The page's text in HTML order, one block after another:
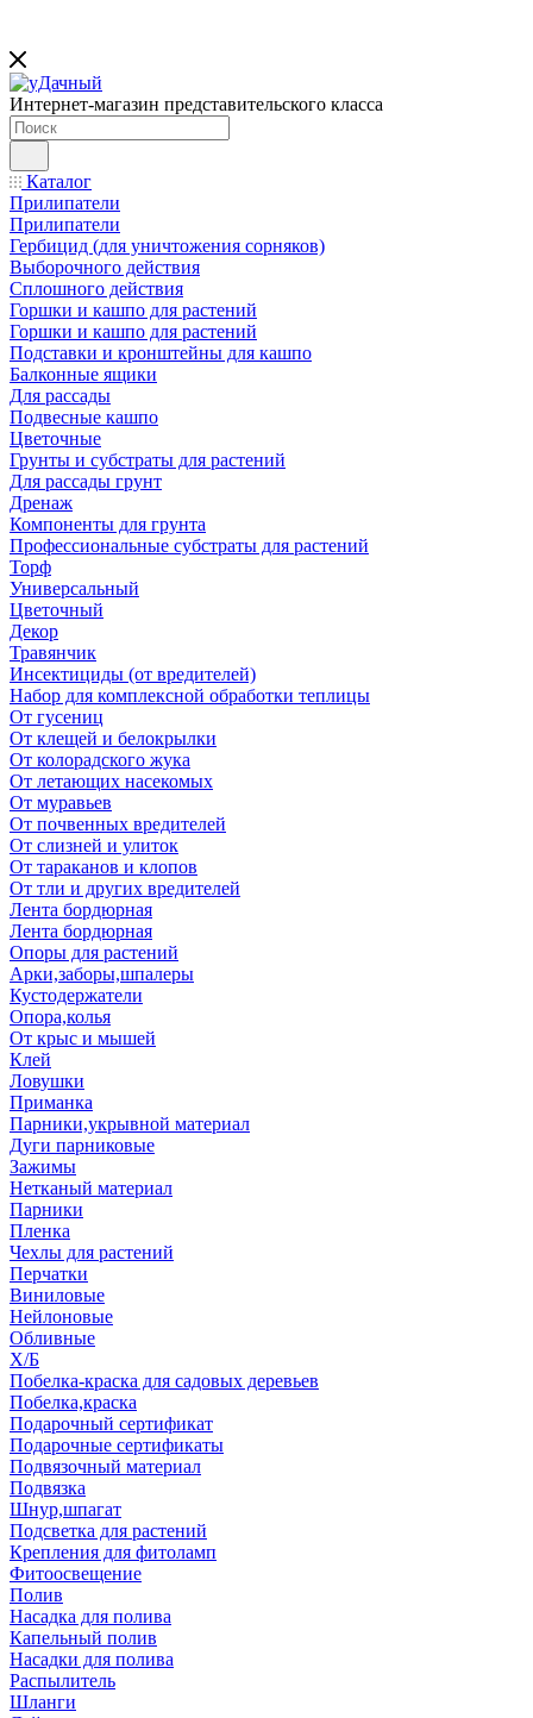
Интернет-магазин представительского класса
Каталог
Прилипатели
Прилипатели
Гербицид (для уничтожения сорняков)
Выборочного действия
Сплошного действия
Горшки и кашпо для растений
Горшки и кашпо для растений
Подставки и кронштейны для кашпо
Балконные ящики
Для рассады
Подвесные кашпо
Цветочные
Грунты и субстраты для растений
Для рассады грунт
Дренаж
Компоненты для грунта
Профессиональные субстраты для растений
Торф
Универсальный
Цветочный
Декор
Травянчик
Инсектициды (от вредителей)
Набор для комплексной обработки теплицы
От гусениц
От клещей и белокрылки
От колорадского жука
От летающих насекомых
От муравьев
От почвенных вредителей
От слизней и улиток
От тараканов и клопов
От тли и других вредителей
Лента бордюрная
Лента бордюрная
Опоры для растений
Арки,заборы,шпалеры
Кустодержатели
Опора,колья
От крыс и мышей
Клей
Ловушки
Приманка
Парники,укрывной материал
Дуги парниковые
Зажимы
Нетканый материал
Парники
Пленка
Чехлы для растений
Перчатки
Виниловые
Нейлоновые
Обливные
Х/Б
Побелка-краска для садовых деревьев
Побелка,краска
Подарочный сертификат
Подарочные сертификаты
Подвязочный материал
Подвязка
Шнур,шпагат
Подсветка для растений
Крепления для фитоламп
Фитоосвещение
Полив
Насадка для полива
Капельный полив
Насадки для полива
Распылитель
Шланги